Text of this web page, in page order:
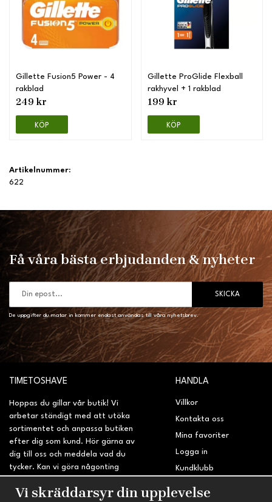
Gillette Fusion5 Power - 4
rakblad
249 kr
KÖP
Gillette ProGlide Flexball
rakhyvel + 1 rakblad
199 kr
KÖP
Artikelnummer:
622
Få våra bästa erbjudanden & nyheter
SKICKA
De uppgifter du matar in kommer endast användas till våra nyhetsbrev.
TIMETOSHAVE
Hoppas du gillar vår butik! Vi
arbetar ständigt med att utöka
sortimentet och anpassa butiken
efter dig som kund. Hör gärna av
dig till oss och meddela vad du
tycker. Kan vi göra någonting
sidan?
HANDLA
Villkor
Kontakta oss
Mina favoriter
Logga in
Kundklubb
Vi skräddarsyr din upplevelse